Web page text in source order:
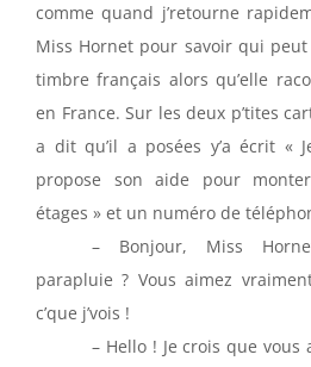
comme quand j’retourne
Miss Hornet pour savoir qui
timbre français alors qu’elle
en France. Sur les deux p’tites
a dit qu’il a posées y’a écrit «
propose son aide pour
étages » et un numéro de
– Bonjour, Miss
parapluie ? Vous aimez
c’que j’vois !
– Hello ! Je crois que